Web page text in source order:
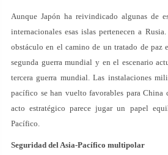
Aunque Japón ha reivindicado algunas de
internacionales esas islas pertenecen a
obstáculo en el camino de un tratado de paz
segunda guerra mundial y en el escenario
tercera guerra mundial. Las instalaciones
pacífico se han vuelto favorables para China
acto estratégico parece jugar un papel
Pacífico.
Seguridad del Asia-Pacífico multipolar